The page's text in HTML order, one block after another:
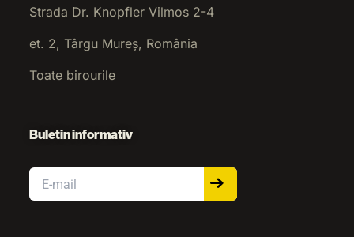
Strada Dr. Knopfler Vilmos 2-4
et. 2, Târgu Mureș, România
Toate birourile
Buletin informativ
Email